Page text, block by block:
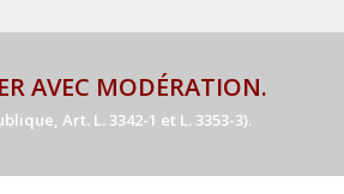
AVEC MODÉRATION.
Art. L. 3342-1 et L. 3353-3).